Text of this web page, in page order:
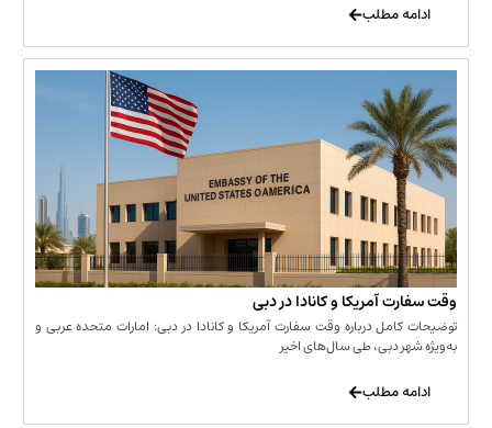
آمریکا و کانادا در دبی
درباره وقت سفارت آمریکا و کانادا در دبی: امارات متحده عربی و
دبی، طی سال‌های اخیر